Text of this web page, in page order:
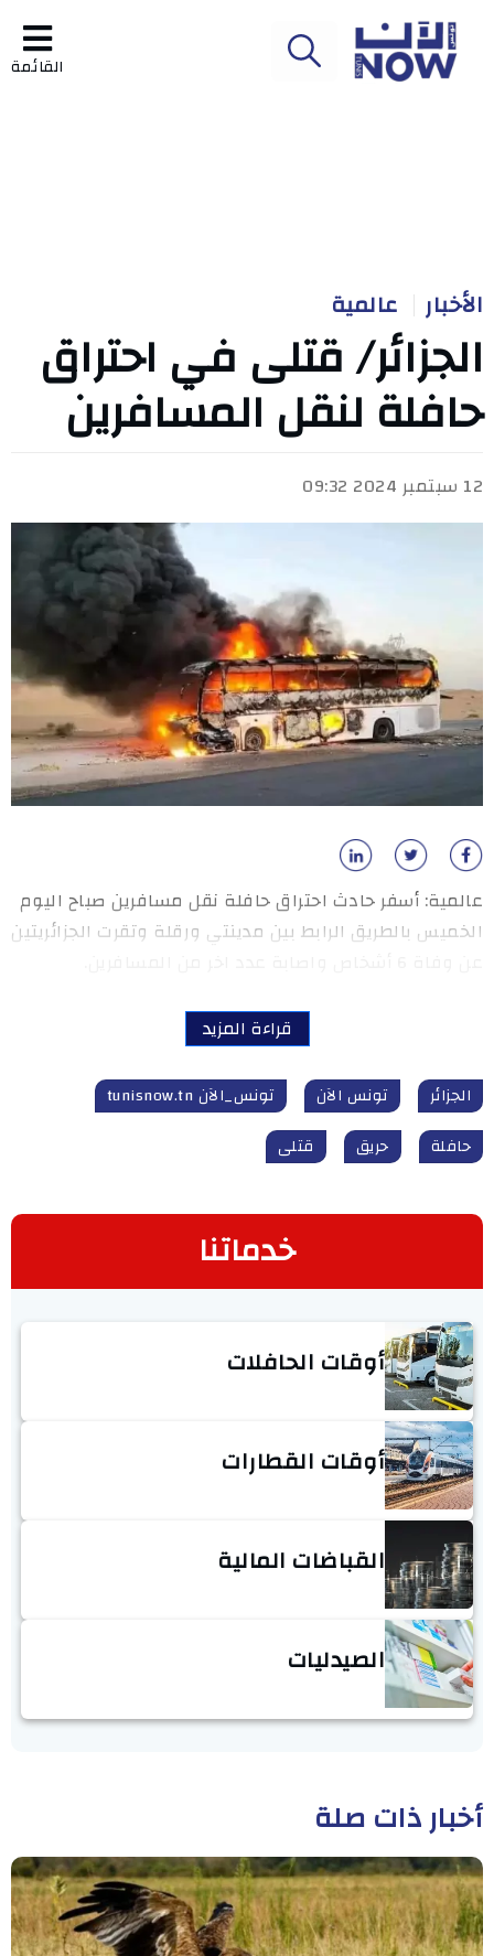
القائمة
الأخبار عالمية
الجزائر/ قتلى في احتراق
حافلة لنقل المسافرين
12 سبتمبر 2024 09:32
عالمية: أسفر حادث احتراق حافلة نقل مسافرين صباح اليوم
الخميس بالطريق الرابط بين مدينتي ورقلة وتقرت الجزائريتين
قراءة المزيد
الجزائر تونس الآن
تونس_الآن tunisnow.tn
حافلة
حريق قتلى
خدماتنا
أوقات الحافلات
أوقات القطارات
القباضات المالية
الصيدليات
أخبار ذات صلة